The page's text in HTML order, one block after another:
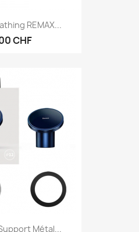
REMAX...
CHF
Métal...